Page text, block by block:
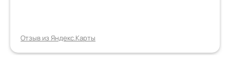
Отзыв из Яндекс.Карты